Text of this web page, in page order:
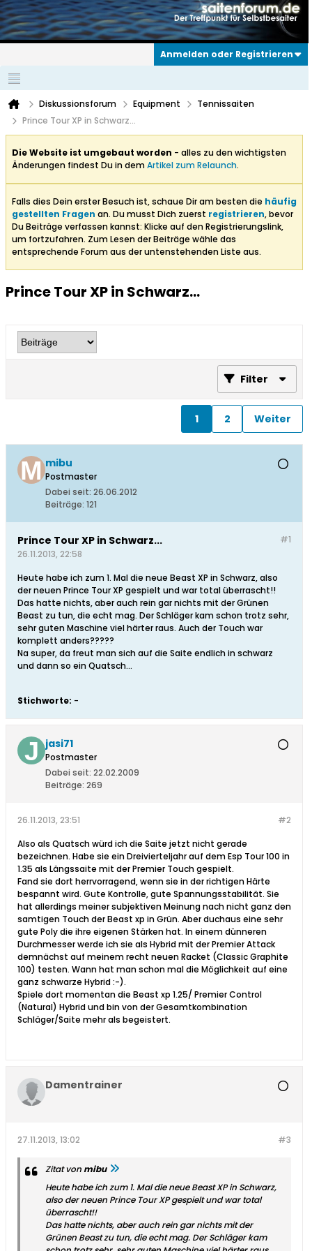
Anmelden oder Registrieren
Diskussionsforum Equipment
Tennissaiten
Prince Tour XP in Schwarz...
Die Website ist umgebaut worden - alles zu den wichtigsten
Änderungen findest Du in demArtikel zum Relaunch.
Falls dies Dein erster Besuch ist, schaue Dir am besten die häufig
gestellten Fragen an. Du musst Dich zuerst registrieren, bevor
Du Beiträge verfassen kannst: Klicke auf den Registrierungslink,
um fortzufahren. Zum Lesen der Beiträge wähle das
entsprechende Forum aus der untenstehenden Liste aus.
Prince Tour XP in Schwarz...
Filter
1 2 Weiter
mibu
Postmaster
Dabei seit: 26.06.2012
Beiträge: 121
#1
Prince Tour XP in Schwarz...
26.11.2013, 22:58
Heute habe ich zum 1. Mal die neue Beast XP in Schwarz, also
der neuen Prince Tour XP gespielt und war total überrascht!!
Das hatte nichts, aber auch rein gar nichts mit der Grünen
Beast zu tun, die echt mag. Der Schläger kam schon trotz sehr,
sehr guten Maschine viel härter raus. Auch der Touch war
komplett anders?????
Na super, da freut man sich auf die Saite endlich in schwarz
und dann so ein Quatsch...
Stichworte: -
jasi71
Postmaster
Dabei seit: 22.02.2009
Beiträge: 269
#2
26.11.2013, 23:51
Also als Quatsch würd ich die Saite jetzt nicht gerade
bezeichnen. Habe sie ein Dreivierteljahr auf dem Esp Tour 100 in
1.35 als Längssaite mit der Premier Touch gespielt.
Fand sie dort herrvorragend, wenn sie in der richtigen Härte
bespannt wird. Gute Kontrolle, gute Spannungsstabilität. Sie
hat allerdings meiner subjektiven Meinung nach nicht ganz den
samtigen Touch der Beast xp in Grün. Aber duchaus eine sehr
gute Poly die ihre eigenen Stärken hat. In einem dünneren
Durchmesser werde ich sie als Hybrid mit der Premier Attack
demnächst auf meinem recht neuen Racket (Classic Graphite
100) testen. Wann hat man schon mal die Möglichkeit auf eine
ganz schwarze Hybrid :-).
Spiele dort momentan die Beast xp 1.25/ Premier Control
(Natural) Hybrid und bin von der Gesamtkombination
Schläger/Saite mehr als begeistert.
Damentrainer
#3
27.11.2013, 13:02
Zitat vonmibu
Heute habe ich zum 1. Mal die neue Beast XP in Schwarz,
also der neuen Prince Tour XP gespielt und war total
überrascht!!
Das hatte nichts, aber auch rein gar nichts mit der
Grünen Beast zu tun, die echt mag. Der Schläger kam